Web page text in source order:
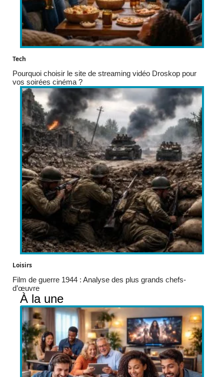
Tech
Pourquoi choisir le site de streaming vidéo Droskop pour
vos soirées cinéma ?
Loisirs
Film de guerre 1944 : Analyse des plus grands chefs-
d’œuvre
À la une